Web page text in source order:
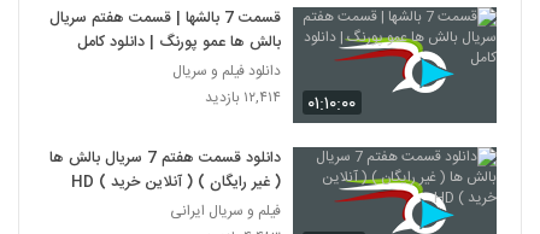
۰۱:۱۰:۰۰
قسمت 7 بالشها | قسمت هفتم سریال
بالش ها عمو پورنگ | دانلود کامل
دانلود فیلم و سریال
۱۲,۴۱۴ بازدید
دانلود قسمت هفتم 7 سریال بالش ها
( غیر رایگان ) ( آنلاین خرید ) HD
فیلم و سریال ایرانی